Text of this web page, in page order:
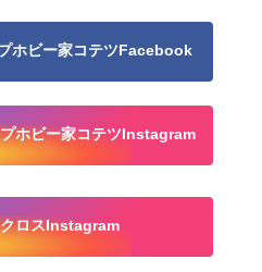
ホビー家コテツFacebook
ホビー家コテツInstagram
ロスInstagram